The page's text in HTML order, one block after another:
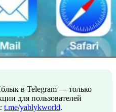
в Telegram — только
для пользователей
t.me/yablykworld.